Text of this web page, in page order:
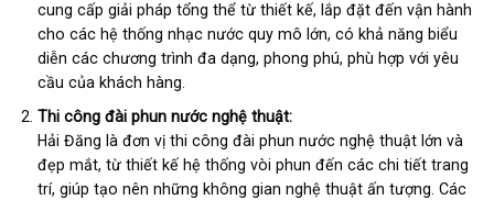
cung cấp giải pháp tổng thể từ thiết kế, lắp đặt đến vận hành
cho các hệ thống nhạc nước quy mô lớn, có khả năng biểu
diễn các chương trình đa dạng, phong phú, phù hợp với yêu
cầu của khách hàng.
Thi công đài phun nước nghệ thuật:
Hải Đăng là đơn vị thi công đài phun nước nghệ thuật lớn và
đẹp mắt, từ thiết kế hệ thống vòi phun đến các chi tiết trang
trí, giúp tạo nên những không gian nghệ thuật ấn tượng. Các